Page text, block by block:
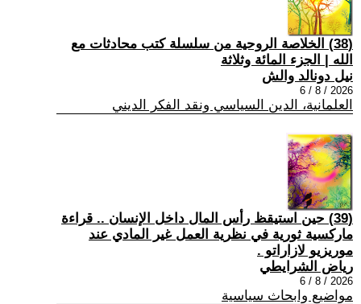
(38) الخلاصة الروحية من سلسلة كتب محادثات مع
الله | الجزء المائة وثلاثة
نيل دونالد والش
2026 / 8 / 6
العلمانية، الدين السياسي ونقد الفكر الديني
(39) حين استيقظ رأس المال داخل الإنسان .. قراءة
ماركسية ثورية في نظرية العمل غير المادي عند
موريزيو لازاراتو .
رياض الشرايطي
2026 / 8 / 6
مواضيع وابحاث سياسية